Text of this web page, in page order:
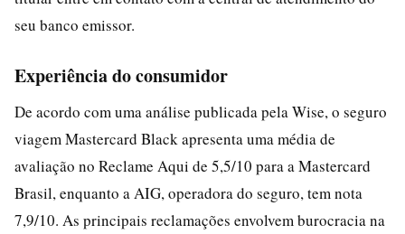
seu banco emissor.
Experiência do consumidor
De acordo com uma análise publicada pela Wise, o seguro
viagem Mastercard Black apresenta uma média de
avaliação no Reclame Aqui de 5,5/10 para a Mastercard
Brasil, enquanto a AIG, operadora do seguro, tem nota
7,9/10. As principais reclamações envolvem burocracia na